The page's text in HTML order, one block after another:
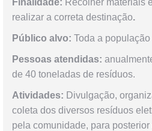
Finalidade: Recolher materiais
realizar a correta destinação.
Público alvo: Toda a
Pessoas atendidas:
de 40 toneladas de resíduos.
Atividades: Divulgação,
coleta dos diversos resíduos
pela comunidade, para